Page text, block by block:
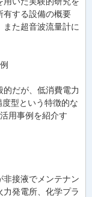
有する設備の概要
た超音波流量計に
だが、低消費電力
型という特徴的な
用事例を紹介す
非接液でメンテナン
発電所、化学プラ